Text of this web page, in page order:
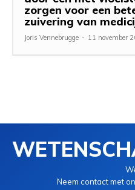
zorgen voor een
zuivering van
Joris Vennebrugge - 11 november
Neem contact met